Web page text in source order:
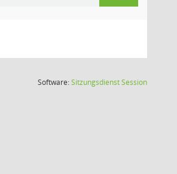
Software:SitzungsdienstSession(Wird in